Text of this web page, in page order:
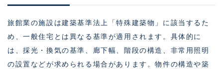
旅館業の施設は建築基準法上「特殊建築物」に該当するた
め、一般住宅とは異なる基準が適用されます。具体的に
は、採光・換気の基準、廊下幅、階段の構造、非常用照明
の設置などが求められる場合があります。物件の構造や築